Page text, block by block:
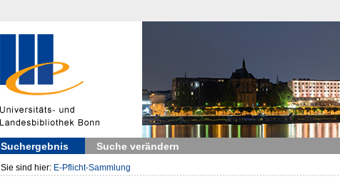
Suchergebnis Suche verändern
Sie sind hier: E-Pflicht-Sammlung